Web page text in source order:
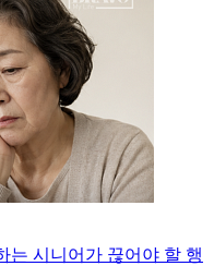
는 시니어가 끊어야 할 행